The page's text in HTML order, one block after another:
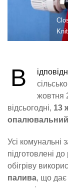
В
жовтня
відсьогодні, 13
опалювальний
Усі комунальні
підготовлені
обігріву
палива, що дає